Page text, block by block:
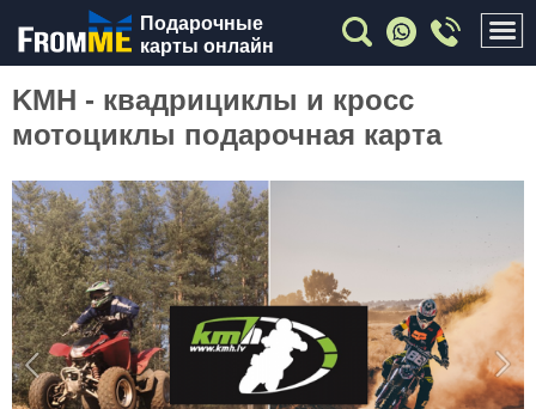
Подарочные
карты онлайн
KMH - квадрициклы и кросс
мотоциклы подарочная карта
Previous